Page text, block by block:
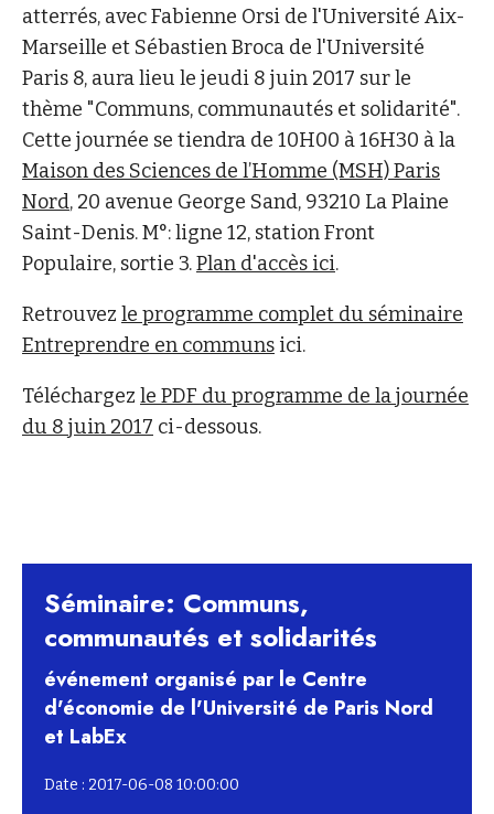
atterrés, avec Fabienne Orsi de l'Université Aix-
Marseille et Sébastien Broca de l'Université
Paris 8, aura lieu le jeudi 8 juin 2017 sur le
thème "Communs, communautés et solidarité".
Cette journée se tiendra de 10H00 à 16H30 à la
Maison des Sciences de l’Homme (MSH) Paris
Nord, 20 avenue George Sand, 93210 La Plaine
Saint-Denis. M°: ligne 12, station Front
Populaire, sortie 3.Plan d'accès ici.
Retrouvez le programme complet du séminaire
Entreprendre en communs ici.
Téléchargez le PDF du programme de la journée
du 8 juin 2017 ci-dessous.
Séminaire: Communs,
communautés et solidarités
événement organisé par le Centre
d'économie de l'Université de Paris Nord
et LabEx
Date : 2017-06-08 10:00:00